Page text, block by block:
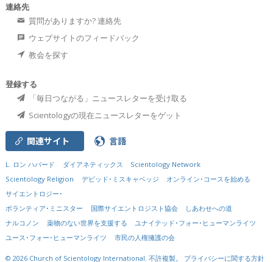
連絡先
質問がありますか? 連絡先
ウェブサイトのフィードバック
教会を探す
登録する
「毎日つながる」ニュースレターを受け取る
Scientologyの現在ニュースレターをゲット
関連サイト 言語
L. ロン ハバード ダイアネティックス
Scientology Network
Scientology Religion
デビッド･ミスキャベッジ
オンライン･コースを始める
サイエントロジー･
ボランティア･ミニスター
国際サイエントロジスト協会
しあわせへの道
ナルコノン
薬物のない世界を支援する
ユナイテッド･フォー･ヒューマンライツ
ユース･フォー･ヒューマンライツ
市民の人権擁護の会
© 2026 Church of Scientology International. 不許複製。 プライバシーに関する方針